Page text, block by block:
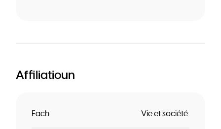
Affiliatioun
Fach Vie et société